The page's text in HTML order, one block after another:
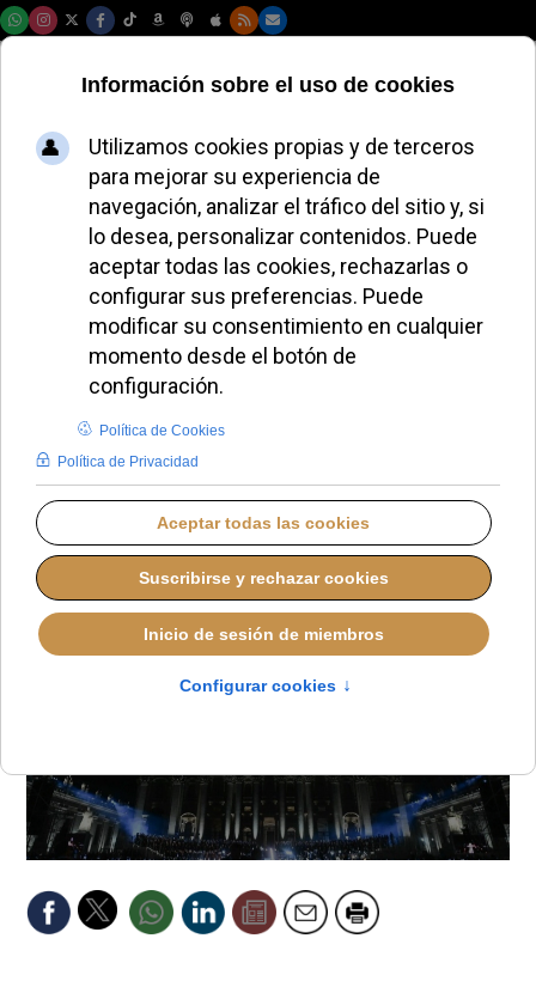
Los drones y la
música celebran la
fraternidad humana
en el Vaticano ante
80.000 personas
DOMINGO, 14 SEPTIEMBRE 2025 03:21